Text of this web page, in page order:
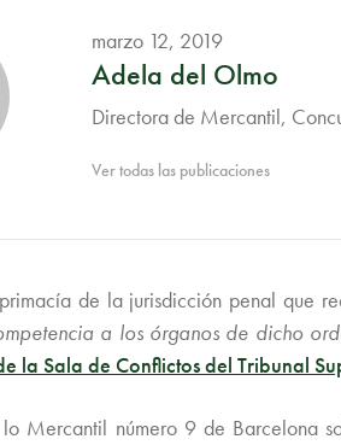
marzo 12, 2019
Adela del Olmo
Directora de Mercantil,
Ver todas las publicaciones
de la jurisdicción penal que
a los órganos de dicho
la Sala de Conflictos del Tribunal
Mercantil número 9 de Barcelona